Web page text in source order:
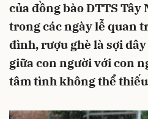
của đồng bào DTTS Tây
trong các ngày lễ quan
đình, rượu ghè là sợi
giữa con người với con
tâm tình không thể